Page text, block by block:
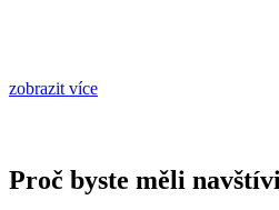
zobrazit více
Proč byste měli